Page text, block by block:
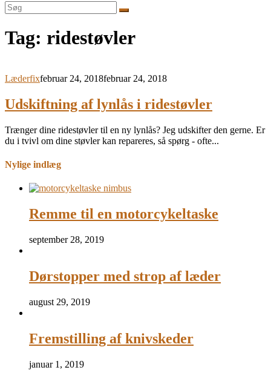
Søg
efter:
Tag: ridestøvler
Læderfixfebruar 24, 2018februar 24, 2018
Udskiftning af lynlås i ridestøvler
Trænger dine ridestøvler til en ny lynlås? Jeg udskifter den gerne. Er
du i tvivl om dine støvler kan repareres, så spørg - ofte...
Nylige indlæg
Remme til en motorcykeltaske
september 28, 2019
Dørstopper med strop af læder
august 29, 2019
Fremstilling af knivskeder
januar 1, 2019